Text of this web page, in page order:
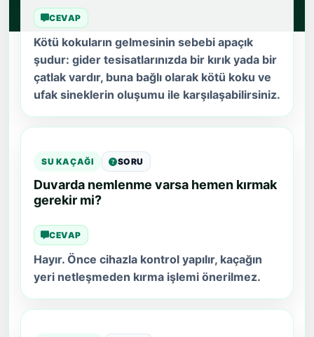
CEVAP
Kötü kokuların gelmesinin sebebi apaçık
şudur: gider tesisatlarınızda bir kırık yada bir
çatlak vardır, buna bağlı olarak kötü koku ve
ufak sineklerin oluşumu ile karşılaşabilirsiniz.
SU KAÇAĞI SORU
Duvarda nemlenme varsa hemen kırmak
gerekir mi?
CEVAP
Hayır. Önce cihazla kontrol yapılır, kaçağın
yeri netleşmeden kırma işlemi önerilmez.